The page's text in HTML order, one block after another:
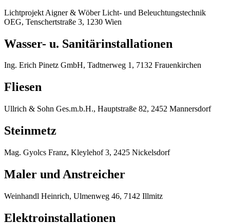
Lichtprojekt Aigner & Wöber Licht- und Beleuchtungstechnik
OEG, Tenschertstraße 3, 1230 Wien
Wasser- u. Sanitärinstallationen
Ing. Erich Pinetz GmbH, Tadtnerweg 1, 7132 Frauenkirchen
Fliesen
Ullrich & Sohn Ges.m.b.H., Hauptstraße 82, 2452 Mannersdorf
Steinmetz
Mag. Gyolcs Franz, Kleylehof 3, 2425 Nickelsdorf
Maler und Anstreicher
Weinhandl Heinrich, Ulmenweg 46, 7142 Illmitz
Elektroinstallationen